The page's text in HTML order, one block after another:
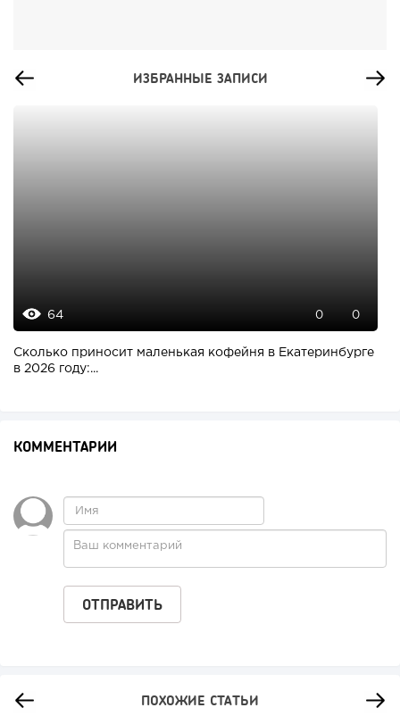
ИЗБРАННЫЕ ЗАПИСИ
64 0 0
Сколько приносит маленькая кофейня в Екатеринбурге
в 2026 году:...
КОММЕНТАРИИ
ПОХОЖИЕ СТАТЬИ